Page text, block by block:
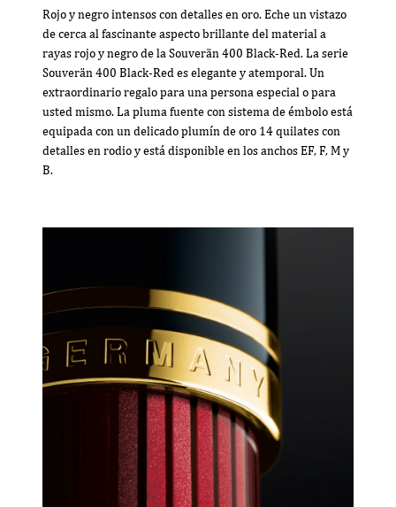
Rojo y negro intensos con detalles en oro. Eche un vistazo
de cerca al fascinante aspecto brillante del material a
rayas rojo y negro de la Souverän 400 Black-Red. La serie
Souverän 400 Black-Red es elegante y atemporal. Un
extraordinario regalo para una persona especial o para
usted mismo. La pluma fuente con sistema de émbolo está
equipada con un delicado plumín de oro 14 quilates con
detalles en rodio y está disponible en los anchos EF, F, M y
B.